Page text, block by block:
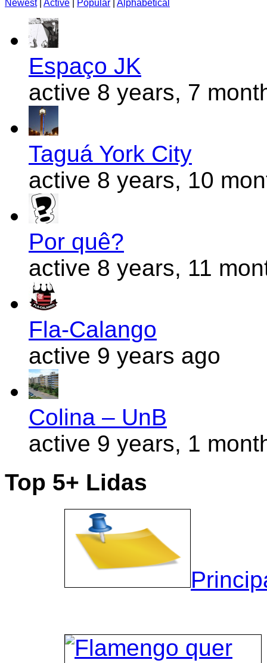
Newest Active Popular Alphabetical
Espaço JK
active 8 years, 7
Taguá York City
active 8 years, 10
Por quê?
active 8 years, 11
Fla-Calango
active 9 years ago
Colina – UnB
active 9 years, 1
Top 5+ Lidas